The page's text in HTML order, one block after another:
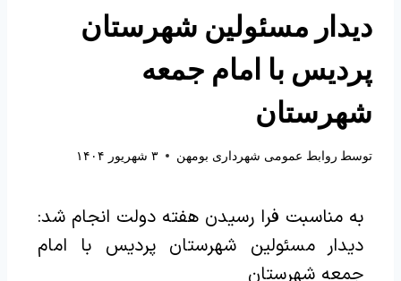
دیدار مسئولین شهرستان
پردیس با امام جمعه
شهرستان
توسط روابط عمومی شهرداری بومهن ۳ شهریور ۱۴۰۴
به مناسبت فرا رسیدن هفته دولت انجام شد:
دیدار مسئولین شهرستان پردیس با امام
جمعه شهرستان